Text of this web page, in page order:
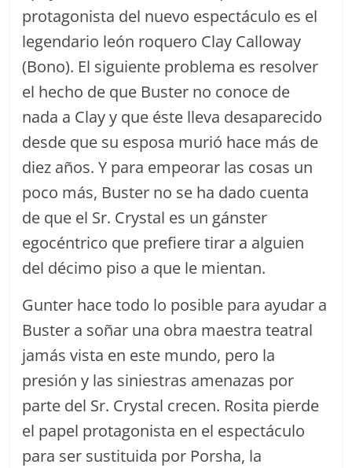
protagonista del nuevo espectáculo es el
legendario león roquero Clay Calloway
(Bono). El siguiente problema es resolver
el hecho de que Buster no conoce de
nada a Clay y que éste lleva desaparecido
desde que su esposa murió hace más de
diez años. Y para empeorar las cosas un
poco más, Buster no se ha dado cuenta
de que el Sr. Crystal es un gánster
egocéntrico que prefiere tirar a alguien
del décimo piso a que le mientan.
Gunter hace todo lo posible para ayudar a
Buster a soñar una obra maestra teatral
jamás vista en este mundo, pero la
presión y las siniestras amenazas por
parte del Sr. Crystal crecen. Rosita pierde
el papel protagonista en el espectáculo
para ser sustituida por Porsha, la